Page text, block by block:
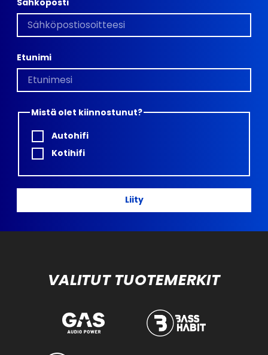
Etunimi
Mistä olet kiinnostunut?
Autohifi
Kotihifi
Liity
VALITUT TUOTEMERKIT